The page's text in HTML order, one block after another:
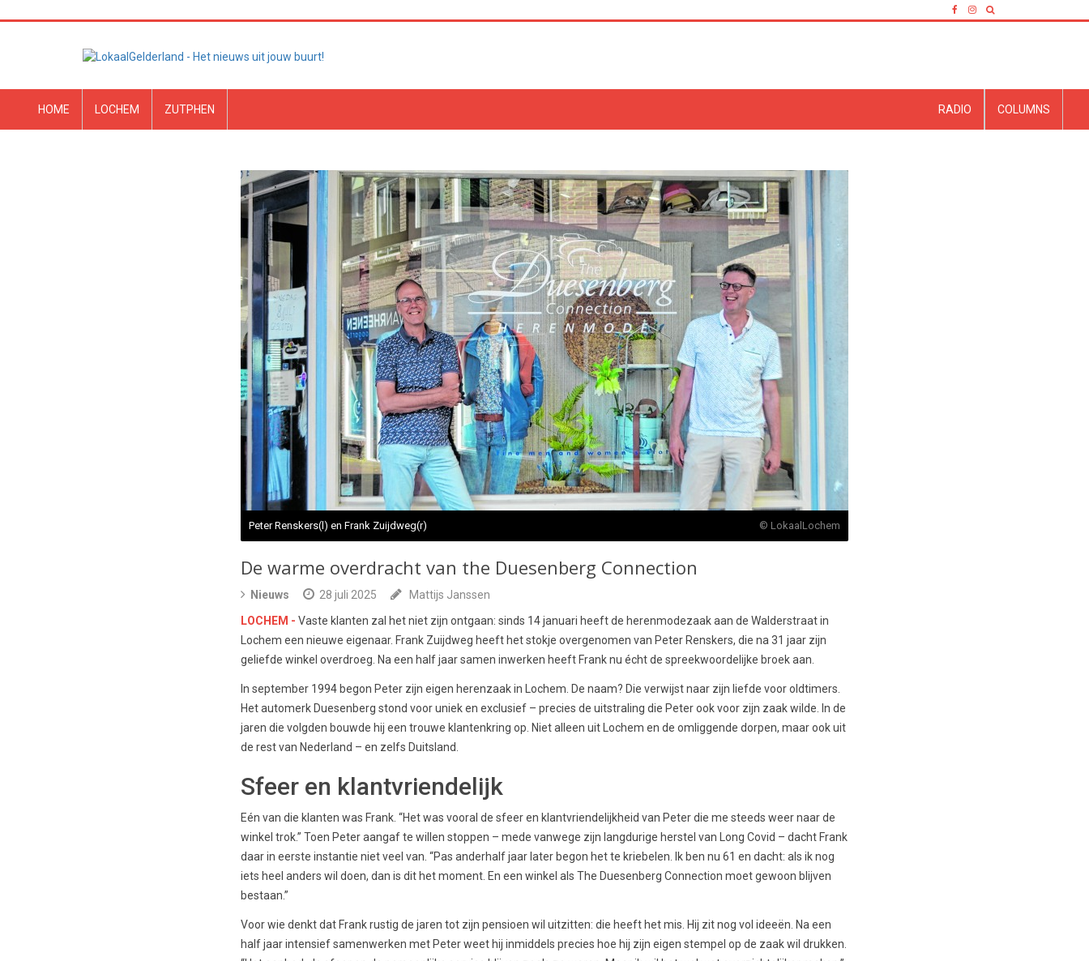
HOME LOCHEM ZUTPHEN COLUMNS
RADIO
Peter Renskers(l) en Frank Zuijdweg(r) © LokaalLochem
De warme overdracht van the Duesenberg Connection
Nieuws 28 juli 2025
Mattijs Janssen
LOCHEM - Vaste klanten zal het niet zijn ontgaan: sinds 14 januari heeft de herenmodezaak aan de Walderstraat in
Lochem een nieuwe eigenaar. Frank Zuijdweg heeft het stokje overgenomen van Peter Renskers, die na 31 jaar zijn
geliefde winkel overdroeg. Na een half jaar samen inwerken heeft Frank nu écht de spreekwoordelijke broek aan.
In september 1994 begon Peter zijn eigen herenzaak in Lochem. De naam? Die verwijst naar zijn liefde voor oldtimers.
Het automerk Duesenberg stond voor uniek en exclusief – precies de uitstraling die Peter ook voor zijn zaak wilde. In de
jaren die volgden bouwde hij een trouwe klantenkring op. Niet alleen uit Lochem en de omliggende dorpen, maar ook uit
de rest van Nederland – en zelfs Duitsland.
Sfeer en klantvriendelijk
Eén van die klanten was Frank. “Het was vooral de sfeer en klantvriendelijkheid van Peter die me steeds weer naar de
winkel trok.” Toen Peter aangaf te willen stoppen – mede vanwege zijn langdurige herstel van Long Covid – dacht Frank
daar in eerste instantie niet veel van. “Pas anderhalf jaar later begon het te kriebelen. Ik ben nu 61 en dacht: als ik nog
iets heel anders wil doen, dan is dit het moment. En een winkel als The Duesenberg Connection moet gewoon blijven
bestaan.”
Voor wie denkt dat Frank rustig de jaren tot zijn pensioen wil uitzitten: die heeft het mis. Hij zit nog vol ideeën. Na een
half jaar intensief samenwerken met Peter weet hij inmiddels precies hoe hij zijn eigen stempel op de zaak wil drukken.